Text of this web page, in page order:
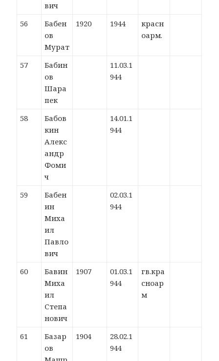
вич
56
Бабен
ов
Мурат
1920 1944
красн
оарм.
57
Бабин
ов
Шара
пек
11.03.1
944
58
Бабов
кин
Алекс
андр
Фоми
ч
14.01.1
944
59
Бабен
ин
Миха
ил
Павло
вич
02.03.1
944
60
Бавин
Миха
ил
Степа
нович
1907
01.03.1
944
гв.кра
сноар
м
61
Базар
ов
1904
28.02.1
944